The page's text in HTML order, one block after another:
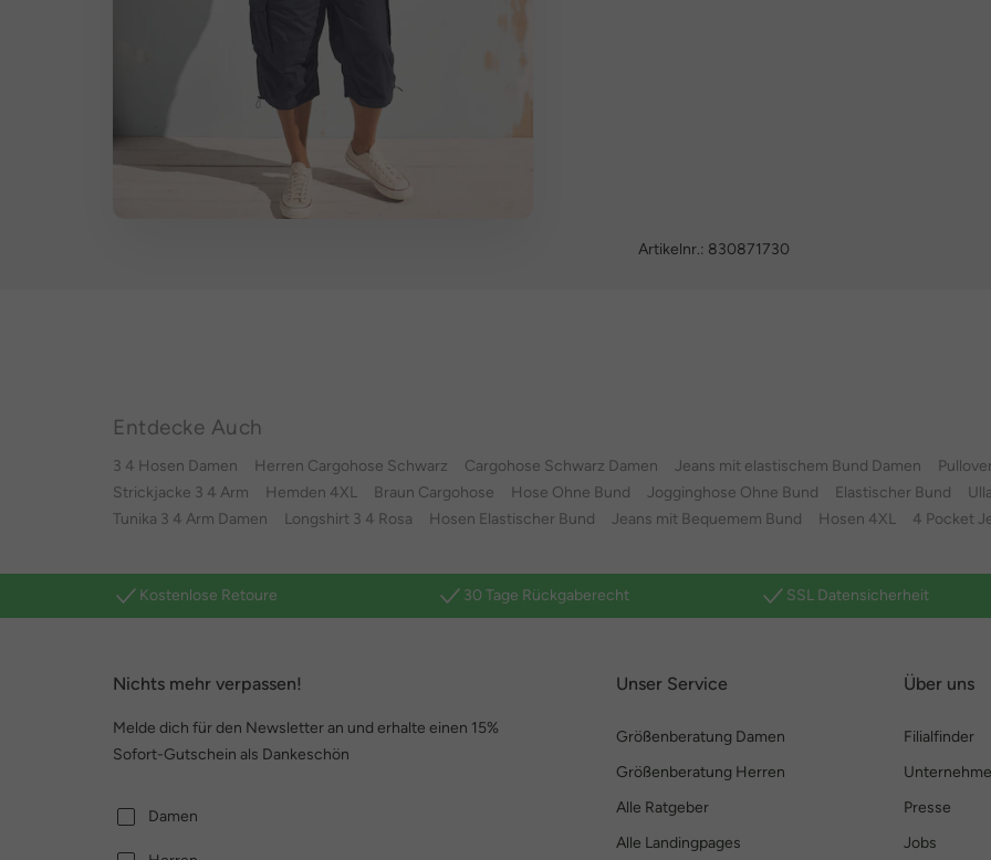
Artikelnr.: 830871730
Entdecke Auch
3 4 Hosen Damen Herren Cargohose Schwarz Cargohose Schwarz Damen Jeans mit elastischem Bund Damen
Strickjacke 3 4 Arm
Hemden 4XL Braun Cargohose Hose Ohne Bund Jogginghose Ohne Bund Elastischer Bund
Tunika 3 4 Arm Damen
Longshirt 3 4 Rosa Hosen Elastischer Bund Jeans mit Bequemem Bund Hosen 4XL 4 Pocket
Kostenlose Retoure 30 Tage Rückgaberecht SSL Datensicherheit
Nichts mehr verpassen!
Melde dich für den Newsletter an und erhalte einen 15%
Sofort-Gutschein als Dankeschön
Damen
Unser Service
Größenberatung Damen
Größenberatung Herren
Alle Ratgeber
Alle Landingpages
Über uns
Filialfinder
Presse
Jobs